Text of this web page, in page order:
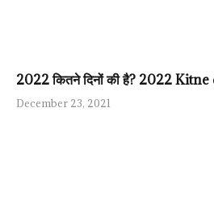
2022 कितने दिनों की है? 2022
December 23, 2021